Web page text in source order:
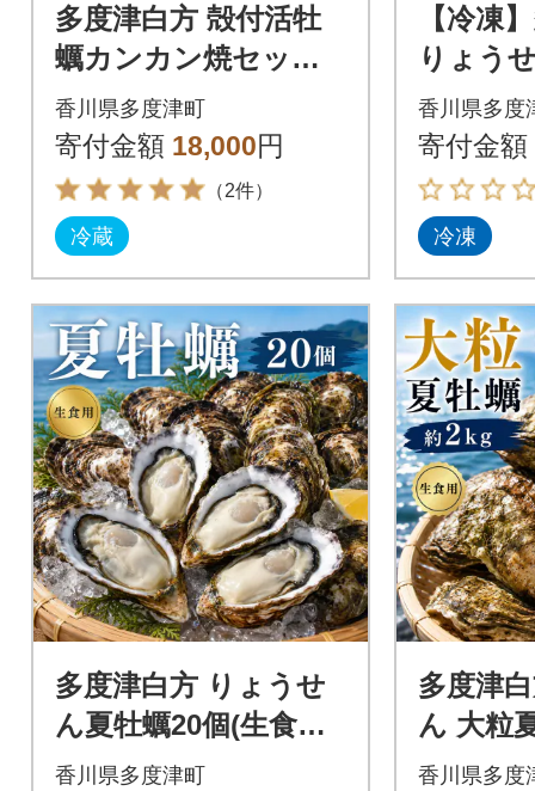
多度津白方 殻付活牡
蠣カンカン焼セット 3
kg (加熱用)【H-1】
香川県多度津町
寄付金額 18,000円
（2件）
冷蔵
【冷凍
りょう
蠣
用)【A-
香川県多度
寄付金額
冷凍
多度津白方 りょうせ
ん夏牡蠣20個(生食用)
【A-159】
香川県多度津町
多度津
ん 大粒
(生食用)
香川県多度